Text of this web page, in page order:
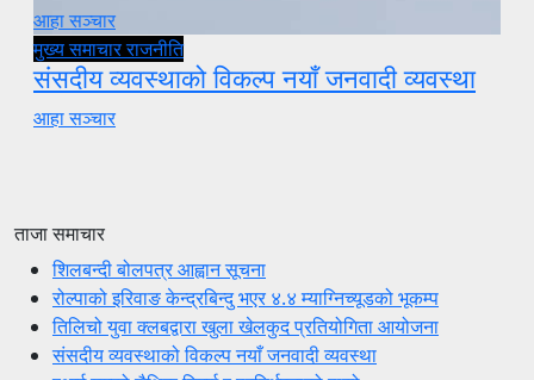
आहा सञ्चार
मुख्य समाचारराजनीति
संसदीय व्यवस्थाको विकल्प नयाँ जनवादी व्यवस्था
आहा सञ्चार
ताजा समाचार
शिलबन्दी बोलपत्र आह्वान सूचना
रोल्पाको इरिवाङ केन्द्रबिन्दु भएर ४.४ म्याग्निच्यूडको भूकम्प
तिलिचो युवा क्लबद्वारा खुला खेलकुद प्रतियोगिता आयोजना
संसदीय व्यवस्थाको विकल्प नयाँ जनवादी व्यवस्था